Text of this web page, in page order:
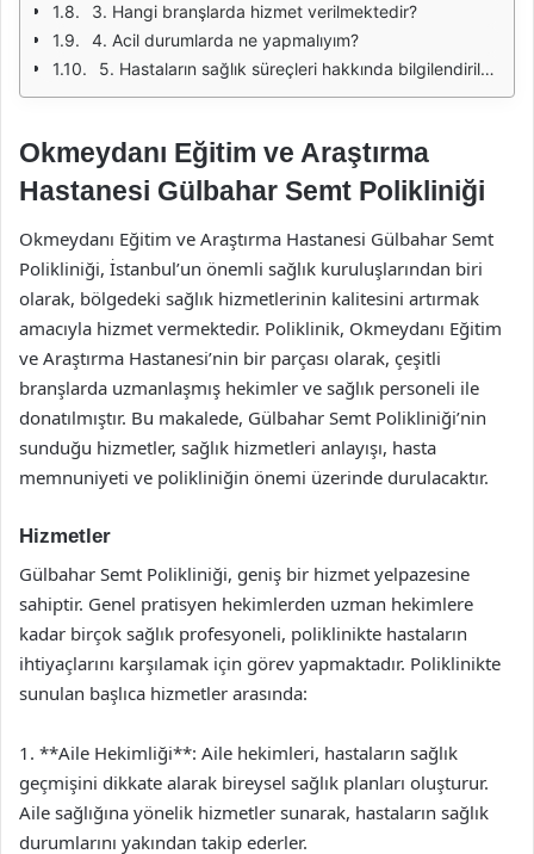
3. Hangi branşlarda hizmet verilmektedir?
4. Acil durumlarda ne yapmalıyım?
5. Hastaların sağlık süreçleri hakkında bilgilendirilmesi nasıl sağlanmaktadır?
Okmeydanı Eğitim ve Araştırma
Hastanesi Gülbahar Semt Polikliniği
Okmeydanı Eğitim ve Araştırma Hastanesi Gülbahar Semt
Polikliniği, İstanbul’un önemli sağlık kuruluşlarından biri
olarak, bölgedeki sağlık hizmetlerinin kalitesini artırmak
amacıyla hizmet vermektedir. Poliklinik, Okmeydanı Eğitim
ve Araştırma Hastanesi’nin bir parçası olarak, çeşitli
branşlarda uzmanlaşmış hekimler ve sağlık personeli ile
donatılmıştır. Bu makalede, Gülbahar Semt Polikliniği’nin
sunduğu hizmetler, sağlık hizmetleri anlayışı, hasta
memnuniyeti ve polikliniğin önemi üzerinde durulacaktır.
Hizmetler
Gülbahar Semt Polikliniği, geniş bir hizmet yelpazesine
sahiptir. Genel pratisyen hekimlerden uzman hekimlere
kadar birçok sağlık profesyoneli, poliklinikte hastaların
ihtiyaçlarını karşılamak için görev yapmaktadır. Poliklinikte
sunulan başlıca hizmetler arasında:
1. **Aile Hekimliği**: Aile hekimleri, hastaların sağlık
geçmişini dikkate alarak bireysel sağlık planları oluşturur.
Aile sağlığına yönelik hizmetler sunarak, hastaların sağlık
durumlarını yakından takip ederler.